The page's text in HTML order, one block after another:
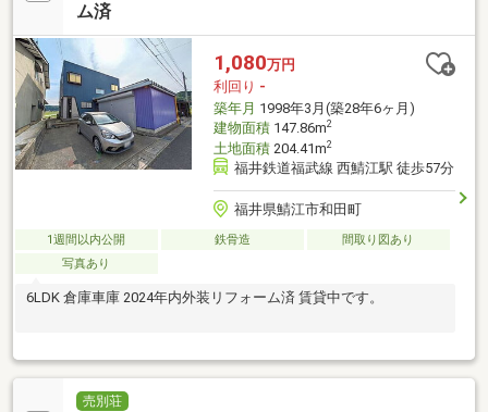
ム済
1,080万円
利回り -
築年月 1998年3月(築28年6ヶ月)
建物面積147.86m2
土地面積204.41m2
福井鉄道福武線 西鯖江駅 徒歩57分
福井県鯖江市和田町
1週間以内公開 鉄骨造
間取り図あり
写真あり
6LDK 倉庫車庫 2024年内外装リフォーム済 賃貸中です。
売別荘